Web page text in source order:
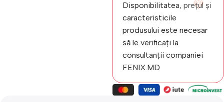
Disponibilitatea, prețul și
caracteristicile
produsului este necesar
să le verificați la
consultanții companiei
FENIX.MD